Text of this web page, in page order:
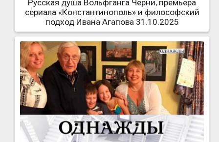
Русская душа Вольфганга Черни, премьера
сериала «Константинополь» и философский
подход Ивана Агапова 31.10.2025